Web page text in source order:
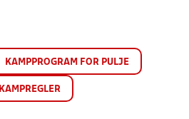
KAMPPROGRAM FOR PULJE
KAMPREGLER